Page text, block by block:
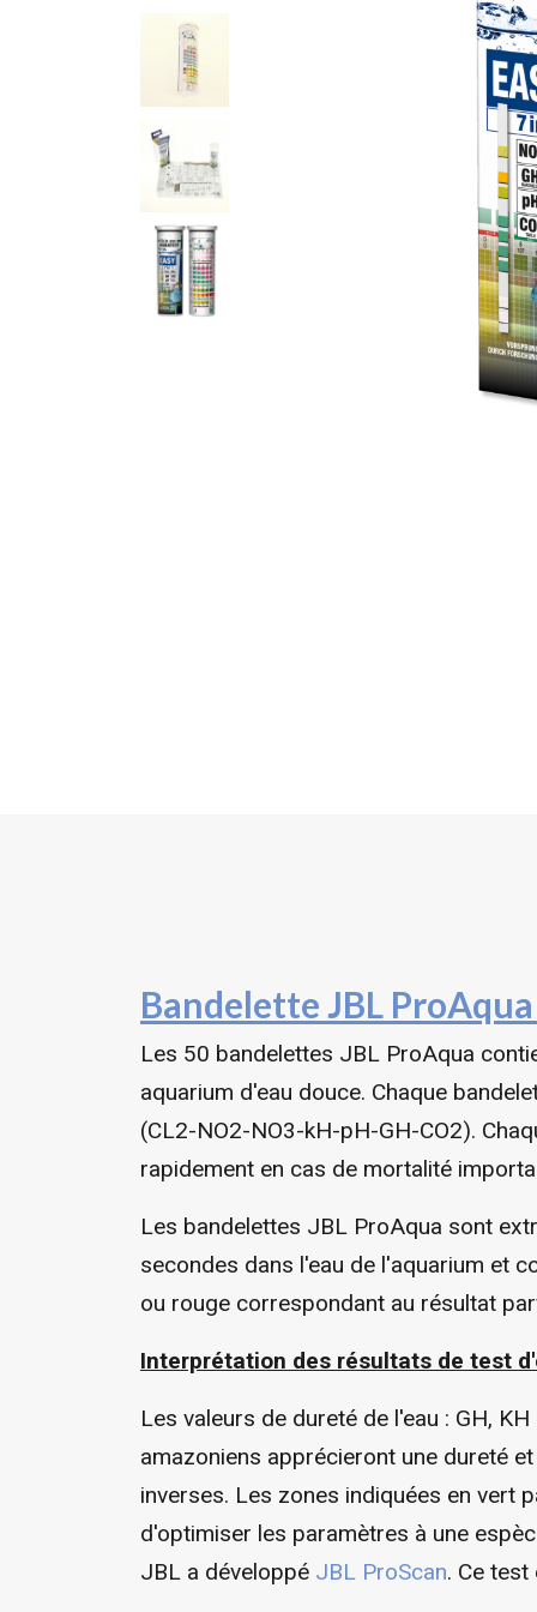
Bandelette JBL
Les 50 bandelettes JBL ProAqua
aquarium d'eau douce. Chaque
(CL2-NO2-NO3-kH-pH-GH-CO2).
rapidement en cas de mortalité
Les bandelettes JBL ProAqua sont
secondes dans l'eau de l'aquarium et
ou rouge correspondant au résultat
Interprétation des résultats de test
Les valeurs de dureté de l'eau : GH,
amazoniens apprécieront une dureté
inverses. Les zones indiquées en vert
d'optimiser les paramètres à une
JBL a développé JBL ProScan. Ce